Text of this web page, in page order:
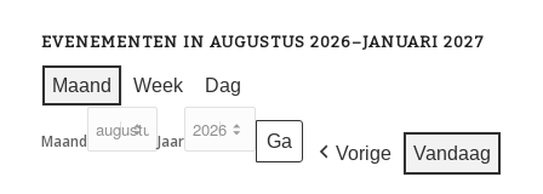
EVENEMENTEN IN AUGUSTUS 2026–JANUARI 2027
Maand Week Dag
Maand Jaar
Vorige Vandaag